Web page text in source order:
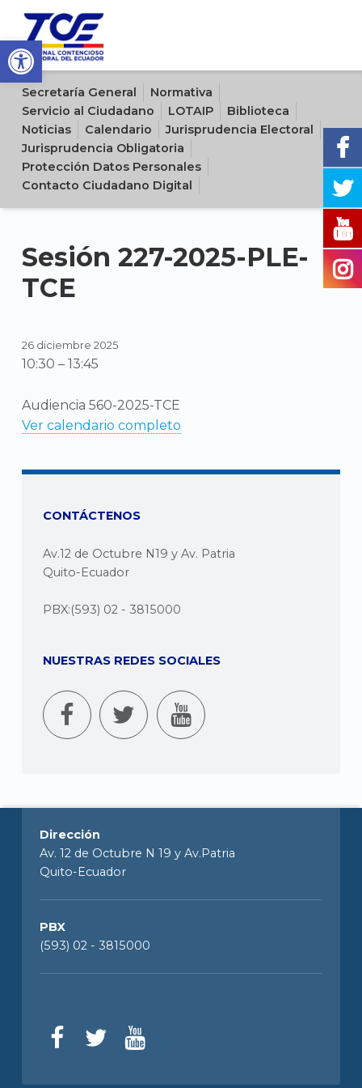
Open toolbar
Sitio oficial del Tribunal Contencioso Electoral del Ecuador
Secretaría General
Normativa
Servicio al Ciudadano
LOTAIP
Biblioteca
Noticias
Calendario
Jurisprudencia Electoral
Jurisprudencia Obligatoria
Protección Datos Personales
Contacto Ciudadano Digital
Sesión 227-2025-PLE-
TCE
26 diciembre 2025
10:30 – 13:45
Audiencia 560-2025-TCE
Ver calendario completo
CONTÁCTENOS
Av.12 de Octubre N19 y Av. Patria
Quito-Ecuador
PBX:(593) 02 - 3815000
NUESTRAS REDES SOCIALES
Dirección
Av. 12 de Octubre N 19 y Av.Patria
Quito-Ecuador
PBX
(593) 02 - 3815000